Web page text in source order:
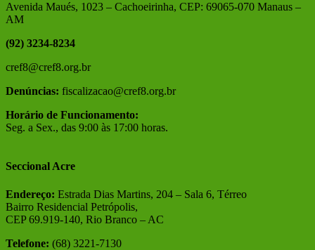
Avenida Maués, 1023 – Cachoeirinha, CEP: 69065-070 Manaus –
AM
(92) 3234-8234
cref8@cref8.org.br
Denúncias: fiscalizacao@cref8.org.br
Horário de Funcionamento:
Seg. a Sex., das 9:00 às 17:00 horas.
Seccional Acre
Endereço: Estrada Dias Martins, 204 – Sala 6, Térreo
Bairro Residencial Petrópolis,
CEP 69.919-140, Rio Branco – AC
Telefone: (68) 3221-7130